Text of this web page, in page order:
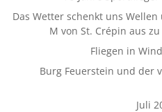
Das Wetter schenkt uns
M von St. Crépin aus
Fliegen in
Burg Feuerstein und der
Juli